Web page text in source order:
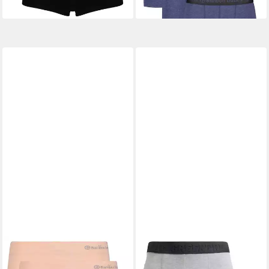
BAMBOO BASICS BAMBOO GREEN THREAT
Boxershorts Herren 2ER-